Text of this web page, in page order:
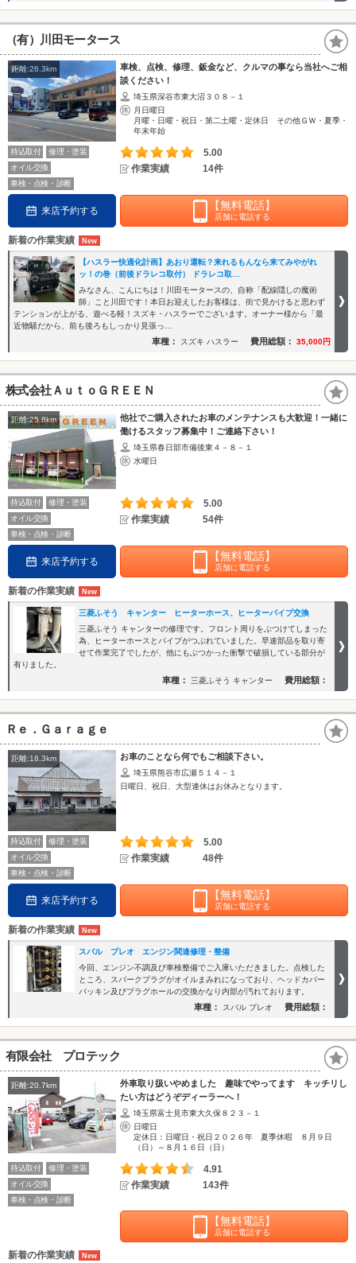
（有）川田モータース
距離:26.3km
車検、点検、修理、鈑金など、クルマの事なら当社へご相
談ください！
埼玉県深谷市東大沼３０８－１
月日曜日
月曜・日曜・祝日・第二土曜・定休日 その他ＧＷ・夏季・
年末年始
持込取付
修理・塗装
オイル交換
車検・点検・診断
5.00
作業実績
14件
来店予約する 【無料電話】
店舗に電話する
新着の作業実績
【ハスラー快適化計画】あおり運転？来れるもんなら来てみやがれ
ッ！の巻（前後ドラレコ取付） ドラレコ取…
みなさん、こんにちは！川田モータースの、自称「配線隠しの魔術
師」こと川田です！本日お迎えしたお客様は、街で見かけると思わず
テンションが上がる、遊べる軽！スズキ・ハスラーでございます。オーナー様から「最
近物騒だから、前も後ろもしっかり見張っ…
車種： スズキ ハスラー 費用総額： 35,000円
株式会社ＡｕｔｏＧＲＥＥＮ
距離:25.8km
他社でご購入されたお車のメンテナンスも大歓迎！一緒に
働けるスタッフ募集中！ご連絡下さい！
埼玉県春日部市備後東４－８－１
水曜日
持込取付
修理・塗装
オイル交換
車検・点検・診断
5.00
作業実績
54件
来店予約する 【無料電話】
店舗に電話する
新着の作業実績
三菱ふそう キャンター ヒーターホース、ヒーターパイプ交換
三菱ふそう キャンターの修理です。フロント周りをぶつけてしまった
為、ヒーターホースとパイプがつぶれていました。早速部品を取り寄
せて作業完了でしたが、他にもぶつかった衝撃で破損している部分が
有りました。
車種： 三菱ふそう キャンター 費用総額：
Ｒｅ．Ｇａｒａｇｅ
距離:18.3km お車のことなら何でもご相談下さい。
埼玉県熊谷市広瀬５１４－１
日曜日、祝日、大型連休はお休みとなります。
持込取付
修理・塗装
オイル交換
車検・点検・診断
5.00
作業実績
48件
来店予約する 【無料電話】
店舗に電話する
新着の作業実績
スバル プレオ エンジン関連修理・整備
今回、エンジン不調及び車検整備でご入庫いただきました。点検した
ところ、スパークプラグがオイルまみれになっており、ヘッドカバー
パッキン及びプラグホールの交換かなり内部が汚れております。
車種： スバル プレオ 費用総額：
有限会社 プロテック
距離:20.7km
外車取り扱いやめました 趣味でやってます キッチリし
たい方はどうぞディーラーへ！
埼玉県富士見市東大久保８２３－１
日曜日
定休日：日曜日・祝日２０２６年 夏季休暇 ８月９日
（日）～８月１６日（日）
持込取付
修理・塗装
オイル交換
車検・点検・診断
4.91
作業実績
143件
【無料電話】
店舗に電話する
新着の作業実績